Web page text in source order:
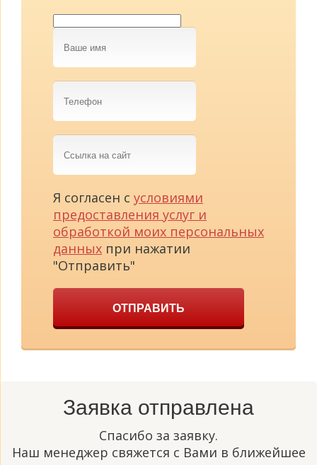
Ваше
имя
Телефон
Ссылка
на
сайт
Я согласен с условиями
предоставления услуг и
обработкой моих персональных
данных при нажатии
"Отправить"
ОТПРАВИТЬ
Заявка отправлена
Спасибо за заявку.
Наш менеджер свяжется с Вами в ближейшее